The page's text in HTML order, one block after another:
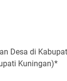
Desa di
Kuningan)*